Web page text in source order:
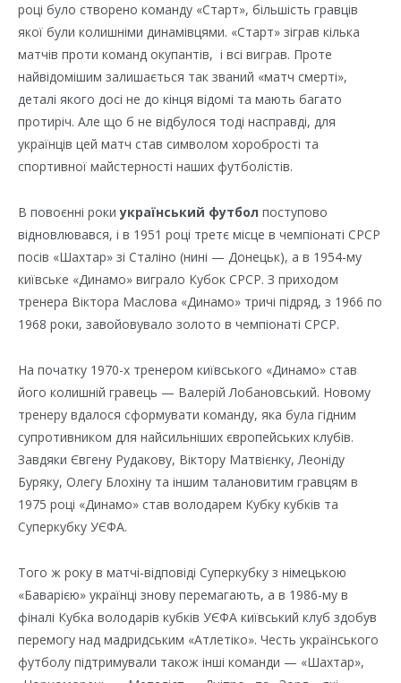
році було створено команду «Старт», більшість гравців
якої були колишніми динамівцями. «Старт» зіграв кілька
матчів проти команд окупантів, і всі виграв. Проте
найвідомішим залишається так званий «матч смерті»,
деталі якого досі не до кінця відомі та мають багато
протиріч. Але що б не відбулося тоді насправді, для
українців цей матч став символом хоробрості та
спортивної майстерності наших футболістів.
В повоєнні рокиукраїнський футбол поступово
відновлювався, і в 1951 році третє місце в чемпіонаті СРСР
посів «Шахтар» зі Сталіно (нині — Донецьк), а в 1954-му
київське «Динамо» виграло Кубок СРСР. З приходом
тренера Віктора Маслова «Динамо» тричі підряд, з 1966 по
1968 роки, завойовувало золото в чемпіонаті СРСР.
На початку 1970-х тренером київського «Динамо» став
його колишній гравець — Валерій Лобановський. Новому
тренеру вдалося сформувати команду, яка була гідним
супротивником для найсильніших європейських клубів.
Завдяки Євгену Рудакову, Віктору Матвієнку, Леоніду
Буряку, Олегу Блохіну та іншим талановитим гравцям в
1975 році «Динамо» став володарем Кубку кубків та
Суперкубку УЄФА.
Того ж року в матчі-відповіді Суперкубку з німецькою
«Баварією» українці знову перемагають, а в 1986-му в
фіналі Кубка володарів кубків УЄФА київський клуб здобув
перемогу над мадридським «Атлетіко». Честь українського
футболу підтримували також інші команди — «Шахтар»,